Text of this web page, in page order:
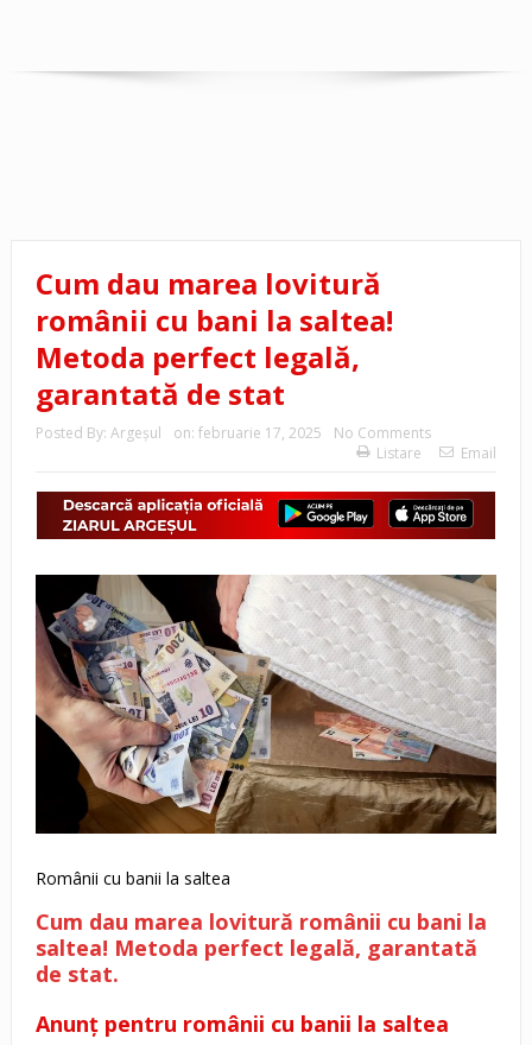
Cum dau marea lovitură
românii cu bani la saltea!
Metoda perfect legală,
garantată de stat
Posted By: Argeşul on: februarie 17, 2025
No Comments
Listare
Email
Românii cu banii la saltea
Cum dau marea lovitură românii cu bani la
saltea! Metoda perfect legală, garantată
de stat.
Anunț pentru românii cu banii la saltea